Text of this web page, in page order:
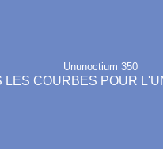
Ununoctium 350